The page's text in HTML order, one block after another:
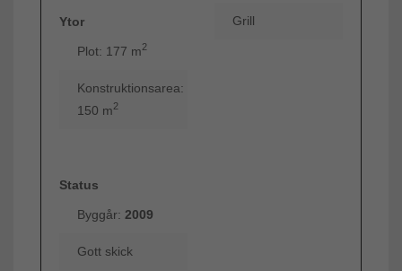
Ytor
Plot: 177 m2
Konstruktionsarea:
150 m2
Status
Byggår: 2009
Gott skick
Grill